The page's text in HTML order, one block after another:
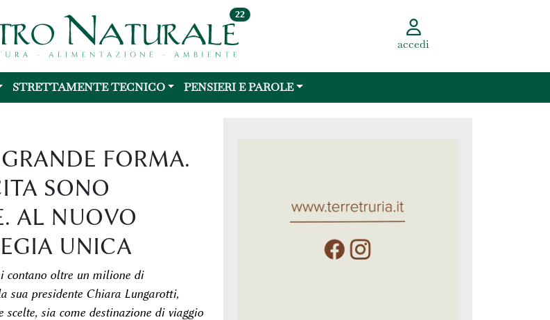
22
accedi
STRETTAMENTE TECNICO PENSIERI E PAROLE
FORMA.
SONO
AL NUOVO
UNICA
contano oltre un milione di
sua presidente Chiara Lungarotti,
sia come destinazione di viaggio